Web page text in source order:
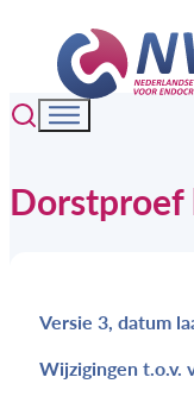
Dorstproef
Versie 3, datum
Wijzigingen t.o.v.